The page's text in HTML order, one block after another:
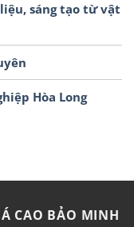
sáng tạo từ vật
Hòa Long
CAO BẢO MINH